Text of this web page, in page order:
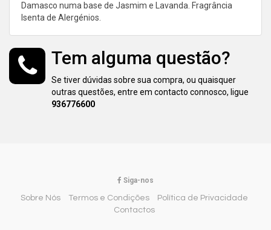
Damasco numa base de Jasmim e Lavanda. Fragrância
Isenta de Alergénios.
Tem alguma questão?
Se tiver dúvidas sobre sua compra, ou quaisquer
outras questões, entre em contacto connosco, ligue
936776600
Siga-nos
Sobre Nós Termos e Condições
Política de Privacidade
Contactos